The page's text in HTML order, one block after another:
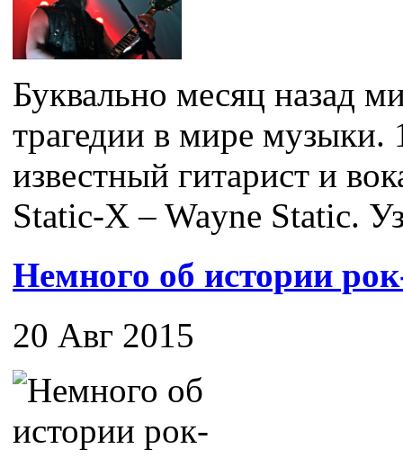
Буквально месяц назад
трагедии в мире музыки.
известный гитарист и
Static-X – Wayne Static.
Немного об истории
20 Авг 2015